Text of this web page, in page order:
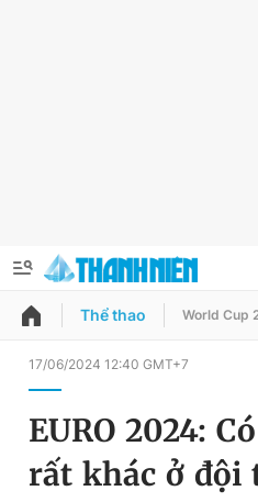
QUẢNG CÁO ĐẶT BÁO
Chuyên mục
Đổi mật khẩu
Tin đã lưu
Thể thao World Cup
17/06/2024 12:40 GMT+7
EURO 2024:
rất khác ở đội